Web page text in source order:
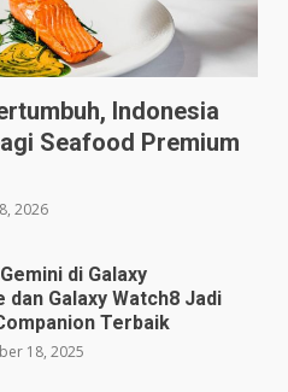
Indonesia
Seafood Premium
2026
di Galaxy
dan Galaxy Watch8 Jadi
Terbaik
18, 2025